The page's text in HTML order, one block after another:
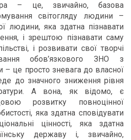
– це, звичайно, базова
світогляду людини –
людини, яка здатна пізнавати
і зрештою пізнавати саму
і розвивати свої творчі
обов’язкового ЗНО з
– це просто зневага до власної
до значного зниження рівня
А вона, як відомо, є
розвитку повноцінної
яка здатна сповідувати
цінності, яка здатна
державу і, звичайно,